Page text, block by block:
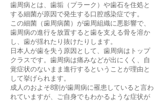
歯周病とは、歯垢（プラーク）や歯石を住処と
する細菌が原因で発生する口腔感染症です。
この細菌（歯周病菌）が歯周組織に悪影響で、
歯周病の進行を放置すると歯を支える骨を溶か
し、歯が揺れたり抜けたりします。
日本人が歯を失う原因として、歯周病はトップ
クラスです。歯周病は痛みなどが出にくく、自
覚症状のないまま進行するということが理由と
して挙げられます。
成人のおよそ8割が歯周病に罹患していると言わ
れていますが、ご自身でもわかるような症状が